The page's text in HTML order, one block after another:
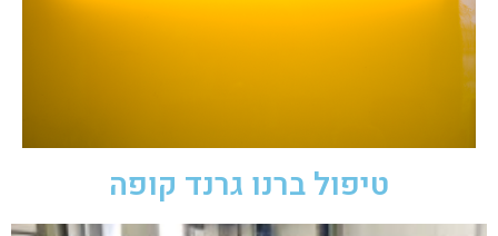
טיפול ברנו גרנד קופה